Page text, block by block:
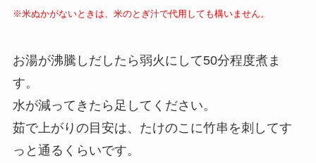
※米ぬかがないときは、米のとぎ汁で代用しても構いません。
お湯が沸騰しだしたら弱火にして50分程度煮ま
す。
水が減ってきたら足してください。
茹で上がりの目安は、たけのこに竹串を刺してす
っと通るくらいです。